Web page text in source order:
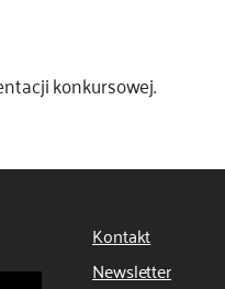
konkursowej.
Kontakt
Newsletter